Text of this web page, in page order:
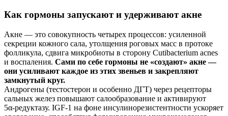
Как гормоны запускают и удерживают акне
Акне — это совокупность четырех процессов: усиленной
секреции кожного сала, утолщения роговых масс в протоке
фолликула, сдвига микробиоты в сторону Cutibacterium acnes
и воспаления. Сами по себе гормоны не «создают» акне —
они усиливают каждое из этих звеньев и закрепляют
замкнутый круг.
Андрогены (тестостерон и особенно ДГТ) через рецепторы
сальных желез повышают салообразование и активируют
5α‑редуктазу. IGF‑1 на фоне инсулинорезистентности ускоряет